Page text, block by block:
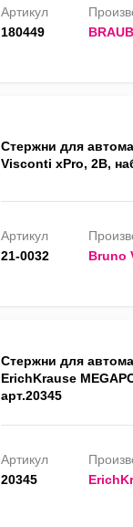
Артикул
180449
Стержни для
Visconti xPro, 2B,
Артикул
21-0032
Bruno
Стержни для
ErichKrause
арт.20345
Артикул
20345